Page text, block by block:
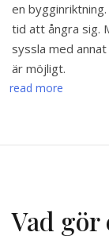
en
tid att ångra sig.
syssla med
är möjligt.
read more
Vad